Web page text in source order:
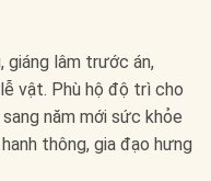
giáng lâm trước án,
vật. Phù hộ độ trì cho
năm mới sức khỏe
thông, gia đạo hưng